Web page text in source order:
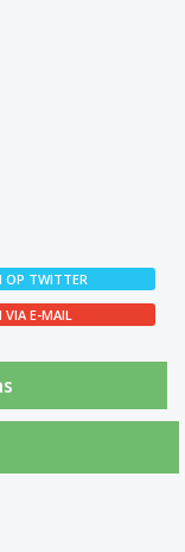
OP TWITTER
VIA E-MAIL